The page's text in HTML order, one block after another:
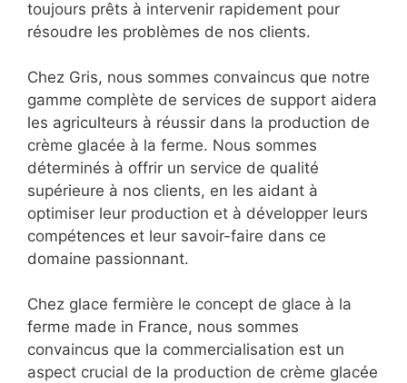
toujours prêts à intervenir rapidement pour
résoudre les problèmes de nos clients.
Chez Gris, nous sommes convaincus que notre
gamme complète de services de support aidera
les agriculteurs à réussir dans la production de
crème glacée à la ferme. Nous sommes
déterminés à offrir un service de qualité
supérieure à nos clients, en les aidant à
optimiser leur production et à développer leurs
compétences et leur savoir-faire dans ce
domaine passionnant.
Chez glace fermière le concept de glace à la
ferme made in France, nous sommes
convaincus que la commercialisation est un
aspect crucial de la production de crème glacée